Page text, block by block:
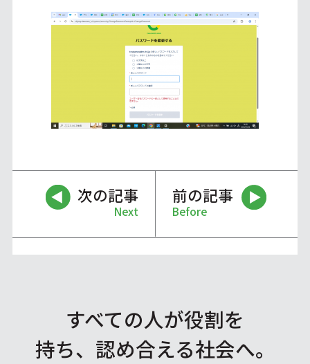
次の記事
Next
前の記事
Before
すべての人が役割を
持ち、認め合える社会へ。